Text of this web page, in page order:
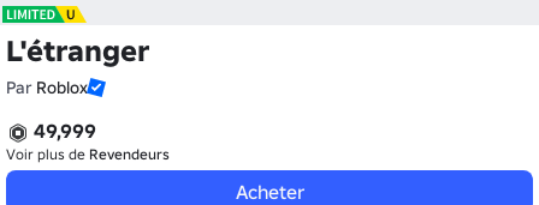
L'étranger
Par Roblox
49,999
Voir plus de Revendeurs
Acheter